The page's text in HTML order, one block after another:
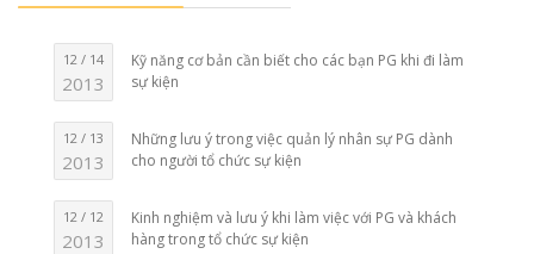
12 / 14
2013
Kỹ năng cơ bản cần biết cho các bạn PG khi đi làm
sự kiện
12 / 13
2013
Những lưu ý trong việc quản lý nhân sự PG dành
cho người tổ chức sự kiện
12 / 12
2013
Kinh nghiệm và lưu ý khi làm việc với PG và khách
hàng trong tổ chức sự kiện